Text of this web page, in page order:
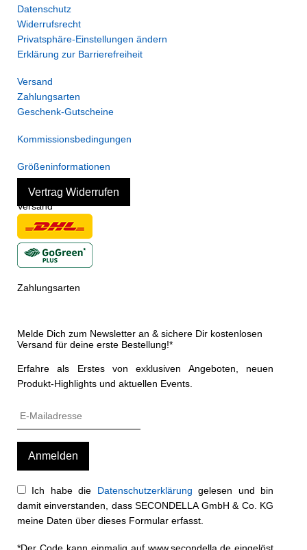
Datenschutz
Widerrufsrecht
Privatsphäre-Einstellungen ändern
Erklärung zur Barrierefreiheit
Versand
Zahlungsarten
Geschenk-Gutscheine
Kommissionsbedingungen
Größeninformationen
Vertrag Widerrufen
Versand
Zahlungsarten
Melde Dich zum Newsletter an & sichere Dir kostenlosen
Versand für deine erste Bestellung!*
Erfahre als Erstes von exklusiven Angeboten, neuen
Produkt-Highlights und aktuellen Events.
Ich habe die Datenschutzerklärung gelesen und bin
damit einverstanden, dass SECONDELLA GmbH & Co. KG
meine Daten über dieses Formular erfasst.
*Der Code kann einmalig auf www.secondella.de eingelöst